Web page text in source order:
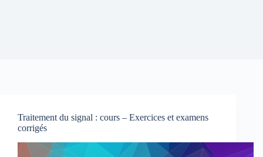
Traitement du signal : cours – Exercices et examens
corrigés